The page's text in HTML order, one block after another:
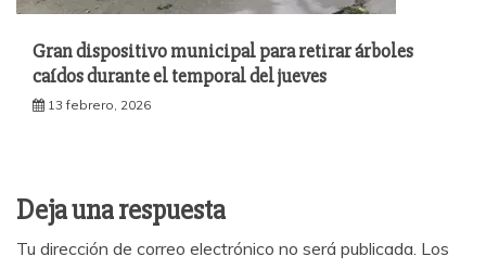
Gran dispositivo municipal para retirar árboles
caídos durante el temporal del jueves
13 febrero, 2026
Deja una respuesta
Tu dirección de correo electrónico no será publicada. Los